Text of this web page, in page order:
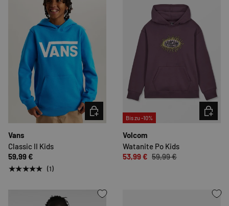
Vans
Classic II Kids
59,99 €
★★★★★ (1)
OPTIONEN AUSWÄHLEN
Bis zu -10%
Volcom
Watanite Po Kids
53,99 € 59,99 €